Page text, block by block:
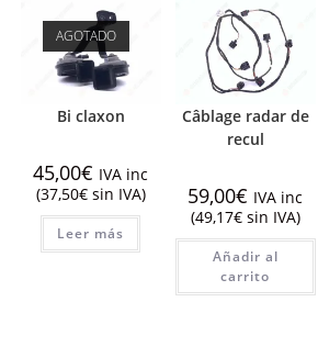
AGOTADO
Bi claxon
45,00€ IVA inc
(37,50€sin IVA)
Leer más
Câblage radar de
recul
59,00€ IVA inc
(49,17€sin IVA)
Añadir al
carrito